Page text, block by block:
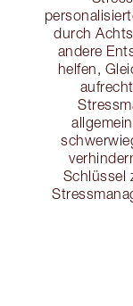
durch
andere
helfen,
Schlüssel